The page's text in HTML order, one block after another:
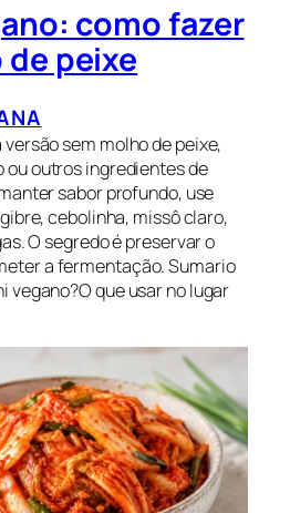
como fazer
peixe
sem molho de peixe,
outros ingredientes de
sabor profundo, use
cebolinha, missô claro,
O segredo é preservar o
a fermentação. Sumario
vegano?O que usar no lugar